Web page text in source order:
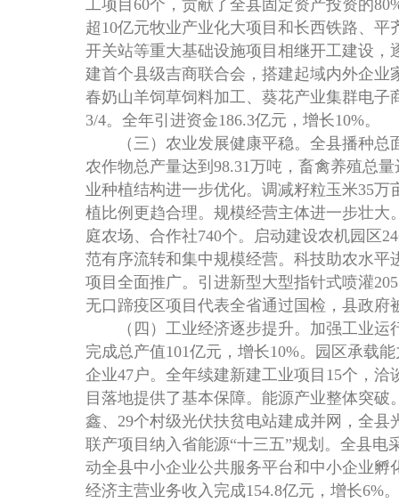
工项目60个，贡献了全县固定资产投资的
超10亿元牧业产业化大项目和长西铁路、
开关站等重大基础设施项目相继开工建设
建首个县级吉商联合会，搭建起域内外企
春奶山羊饲草饲料加工、葵花产业集群电
3/4。全年引进资金186.3亿元，增长10%。
（三）农业发展健康平稳。全县播种总面
农作物总产量达到98.31万吨，畜禽养殖总
业种植结构进一步优化。调减籽粒玉米35
植比例更趋合理。规模经营主体进一步壮
庭农场、合作社740个。启动建设农机园区
范有序流转和集中规模经营。科技助农水
项目全面推广。引进新型大型指针式喷灌
无口蹄疫区项目代表全省通过国检，县政
（四）工业经济逐步提升。加强工业运
完成总产值101亿元，增长10%。园区承载
企业47户。全年续建新建工业项目15个，
目落地提供了基本保障。能源产业整体突
鑫、29个村级光伏扶贫电站建成并网，全
联产项目纳入省能源“十三五”规划。全县
动全县中小企业公共服务平台和中小企业孵
经济主营业务收入完成154.8亿元，增长6%